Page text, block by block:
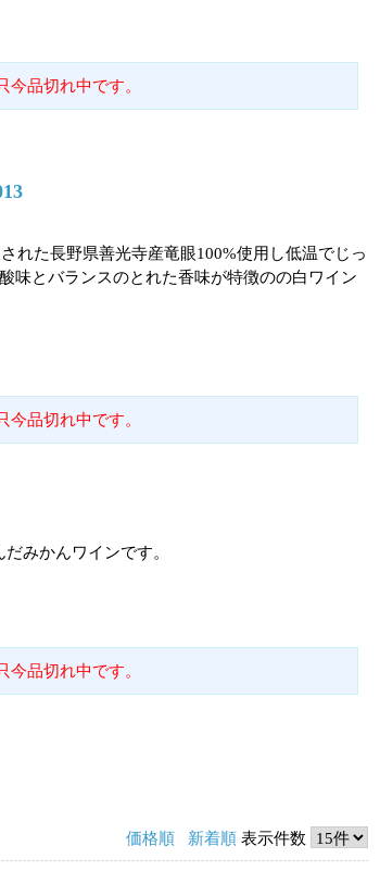
今品切れ中です。
れた長野県善光寺産竜眼100%使用し低温でじっ
味とバランスのとれた香味が特徴のの白ワイン
今品切れ中です。
みかんワインです。
今品切れ中です。
価格順 新着順 表示件数